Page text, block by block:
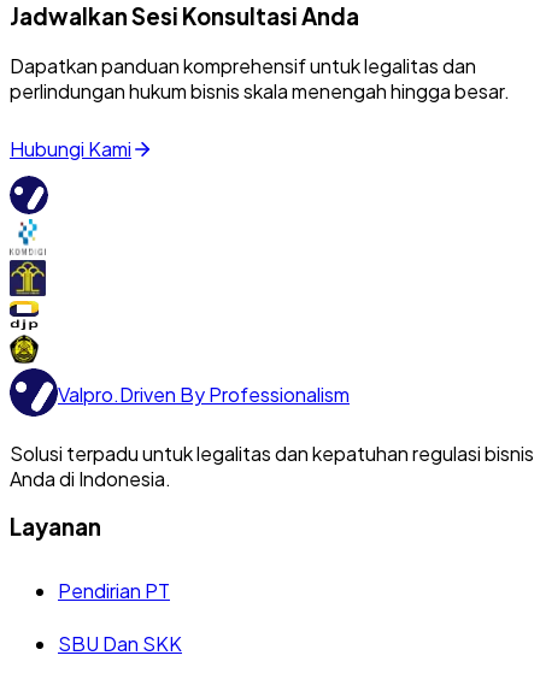
Jadwalkan Sesi Konsultasi Anda
Dapatkan panduan komprehensif untuk legalitas dan
perlindungan hukum bisnis skala menengah hingga besar.
Hubungi Kami
Valpro.Driven By Professionalism
Solusi terpadu untuk legalitas dan kepatuhan regulasi bisnis
Anda di Indonesia.
Layanan
Pendirian PT
SBU Dan SKK